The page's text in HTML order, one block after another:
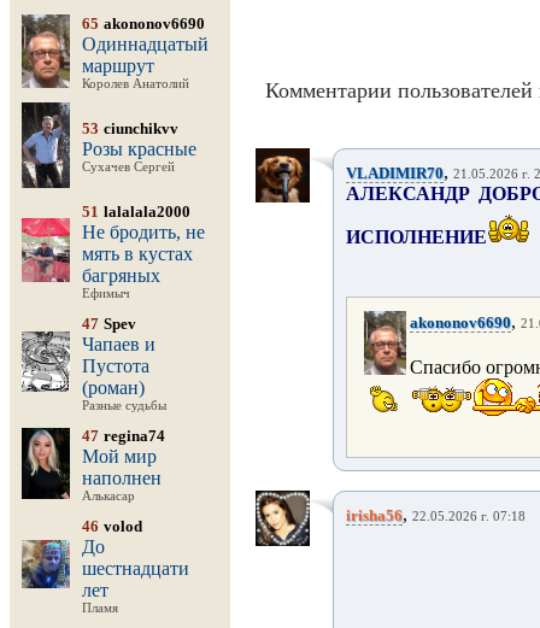
65 akononov6690
Одиннадцатый
маршрут
Королев Анатолий
53 ciunchikvv
Розы красные
Сухачев Сергей
51 lalalala2000
Не бродить, не
мять в кустах
багряных
Ефимыч
47 Spev
Чапаев и
Пустота
(роман)
Разные судьбы
47 regina74
Мой мир
наполнен
Алькасар
46 volod
До
шестнадцати
лет
Пламя
Комментарии пользователей
VLADIMIR70, 21.05.2026 г.
АЛЕКСАНДР
ИСПОЛНЕНИЕ
akononov6690,
Спасибо
irisha56, 22.05.2026 г. 07:18